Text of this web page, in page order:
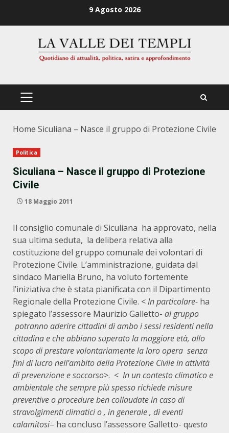
9 Agosto 2026
PRIMÄRES
Home Siculiana – Nasce il gruppo di Protezione Civile
Politica
Siculiana – Nasce il gruppo di Protezione
Civile
18 Maggio 2011
Il consiglio comunale di Siculiana ha approvato, nella
sua ultima seduta, la delibera relativa alla
costituzione del gruppo comunale dei volontari di
Protezione Civile. L’amministrazione, guidata dal
sindaco Mariella Bruno, ha voluto fortemente
l’iniziativa che è stata pianificata con il Dipartimento
Regionale della Protezione Civile. <In particolare- ha
spiegato l’assessore Maurizio Galletto- al gruppo
potranno aderire cittadini di ambo i sessi residenti nella
cittadina e che abbiano superato la maggiore età, allo
scopo di prestare volontariamente la loro opera senza
fini di lucro nell’ambito della Protezione Civile in attività
di prevenzione e soccorso>. < In un contesto climatico e
ambientale che sempre più spesso richiede misure
preventive o procedure ben collaudate in caso di
stravolgimenti climatici o , in generale , di eventi
calamitosi– ha concluso l’assessore Galletto- questo